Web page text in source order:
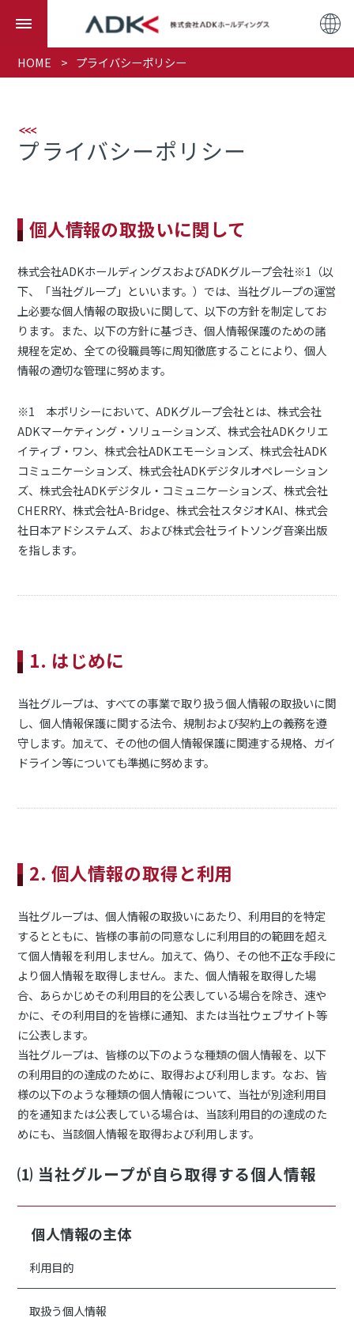
HOME プライバシーポリシー
プライバシーポリシー
個人情報の取扱いに関して
株式会社ADKホールディングスおよびADKグループ会社※1（以
下、「当社グループ」といいます。）では、当社グループの運営
上必要な個人情報の取扱いに関して、以下の方針を制定してお
ります。また、以下の方針に基づき、個人情報保護のための諸
規程を定め、全ての役職員等に周知徹底することにより、個人
情報の適切な管理に努めます。
※1 本ポリシーにおいて、ADKグループ会社とは、株式会社
ADKマーケティング・ソリューションズ、株式会社ADKクリエ
イティブ・ワン、株式会社ADKエモーションズ、株式会社ADK
コミュニケーションズ、株式会社ADKデジタルオペレーション
ズ、株式会社ADKデジタル・コミュニケーションズ、株式会社
CHERRY、株式会社A-Bridge、株式会社スタジオKAI、株式会
社日本アドシステムズ、および株式会社ライトソング音楽出版
を指します。
1. はじめに
当社グループは、すべての事業で取り扱う個人情報の取扱いに関
し、個人情報保護に関する法令、規制および契約上の義務を遵
守します。加えて、その他の個人情報保護に関連する規格、ガイ
ドライン等についても準拠に努めます。
2. 個人情報の取得と利用
当社グループは、個人情報の取扱いにあたり、利用目的を特定
するとともに、皆様の事前の同意なしに利用目的の範囲を超え
て個人情報を利用しません。加えて、偽り、その他不正な手段に
より個人情報を取得しません。また、個人情報を取得した場
合、あらかじめその利用目的を公表している場合を除き、速や
かに、その利用目的を皆様に通知、または当社ウェブサイト等
に公表します。
当社グループは、皆様の以下のような種類の個人情報を、以下
の利用目的の達成のために、取得および利用します。なお、皆
様の以下のような種類の個人情報について、当社が別途利用目
的を通知または公表している場合は、当該利用目的の達成のた
めにも、当該個人情報を取得および利用します。
⑴ 当社グループが自ら取得する個人情報
個人情報の主体
利用目的
取扱う個人情報